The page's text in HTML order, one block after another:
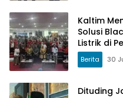
Kaltim
Solusi
Listrik di
Berita 30
Dituding